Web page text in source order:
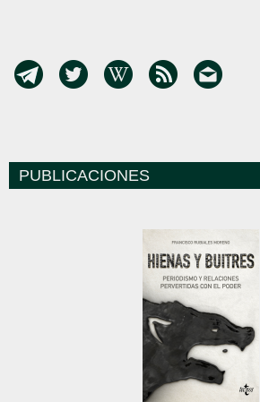
PUBLICACIONES